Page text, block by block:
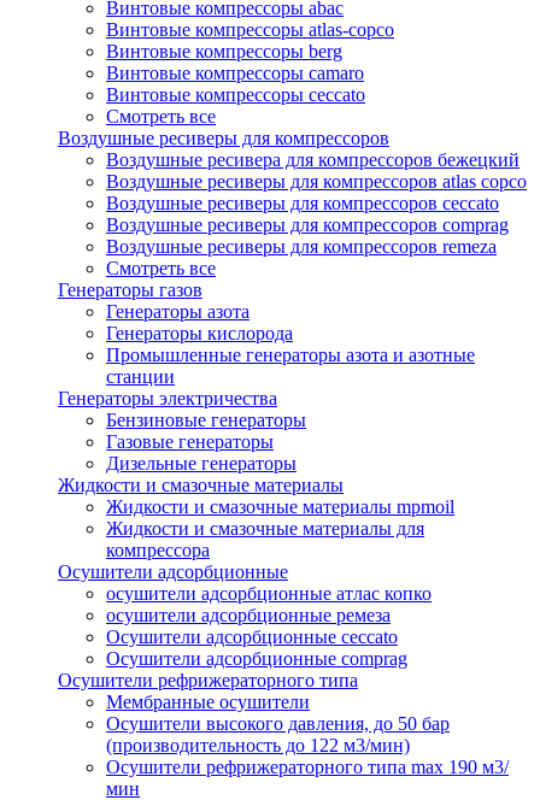
Винтовые компрессоры abac
Винтовые компрессоры atlas-copco
Винтовые компрессоры berg
Винтовые компрессоры camaro
Винтовые компрессоры ceccato
Смотреть все
Воздушные ресиверы для компрессоров
Воздушные ресивера для компрессоров бежецкий
Воздушные ресиверы для компрессоров atlas copco
Воздушные ресиверы для компрессоров ceccato
Воздушные ресиверы для компрессоров comprag
Воздушные ресиверы для компрессоров remeza
Смотреть все
Генераторы газов
Генераторы азота
Генераторы кислорода
Промышленные генераторы азота и азотные
станции
Генераторы электричества
Бензиновые генераторы
Газовые генераторы
Дизельные генераторы
Жидкости и смазочные материалы
Жидкости и смазочные материалы mpmoil
Жидкости и смазочные материалы для
компрессора
Осушители адсорбционные
осушители адсорбционные атлас копко
осушители адсорбционные ремеза
Осушители адсорбционные ceccato
Осушители адсорбционные comprag
Осушители рефрижераторного типа
Мембранные осушители
Осушители высокого давления, до 50 бар
(производительность до 122 м3/мин)
Осушители рефрижераторного типа max 190 м3/
мин